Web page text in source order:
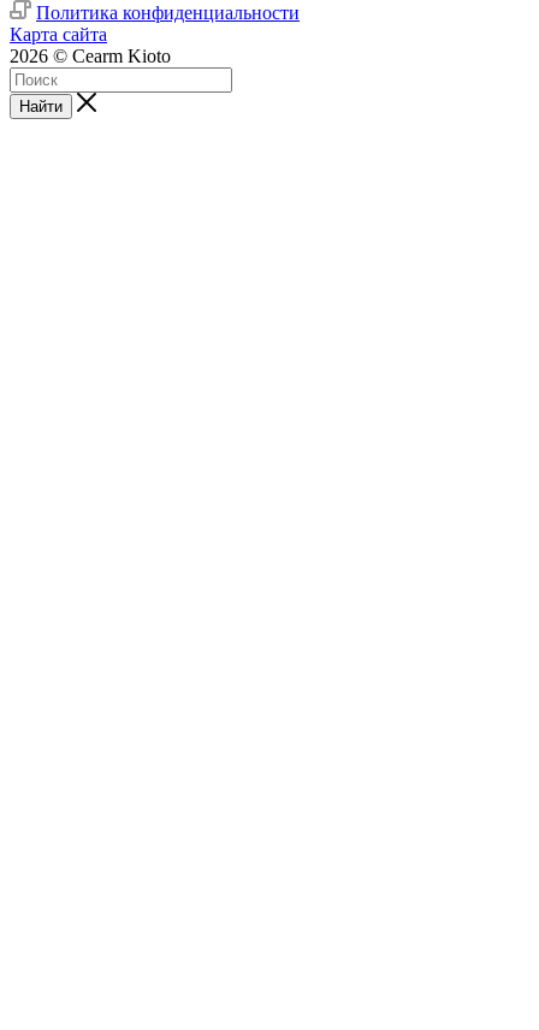
Политика конфиденциальности
Карта сайта
2026 © Cearm Kioto
Найти